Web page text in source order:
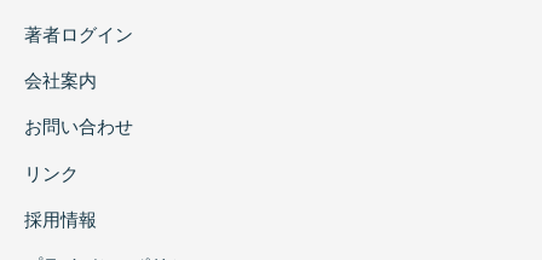
著者ログイン
会社案内
お問い合わせ
リンク
採用情報